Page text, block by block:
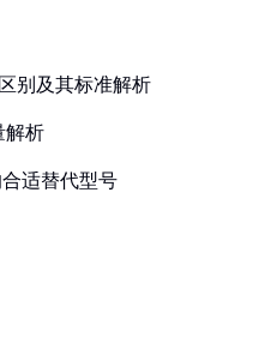
别及其标准解析
解析
合适替代型号